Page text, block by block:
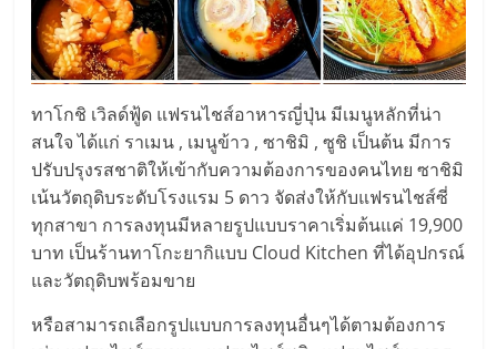
เปิด
ร้าน
ปรึกษา
ฟรี,
บริการ
พัฒนา
ทาโกชิ เวิลด์ฟู้ด แฟรนไชส์อาหารญี่ปุ่น มีเมนูหลักที่น่า
สนใจ ได้แก่ ราเมน , เมนูข้าว , ซาชิมิ , ซูชิ เป็นต้น มีการ
ปรับปรุงรสชาติให้เข้ากับความต้องการของคนไทย ซาชิมิ
เน้นวัตถุดิบระดับโรงแรม 5 ดาว จัดส่งให้กับแฟรนไชส์ซี่
ทุกสาขา การลงทุนมีหลายรูปแบบราคาเริ่มต้นแค่ 19,900
บาท เป็นร้านทาโกะยากิแบบ Cloud Kitchen ที่ได้อุปกรณ์
และวัตถุดิบพร้อมขาย
หรือสามารถเลือกรูปแบบการลงทุนอื่นๆได้ตามต้องการ